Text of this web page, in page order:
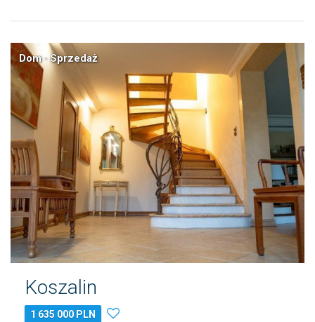
Dom · Sprzedaż
Koszalin
1 635 000 PLN